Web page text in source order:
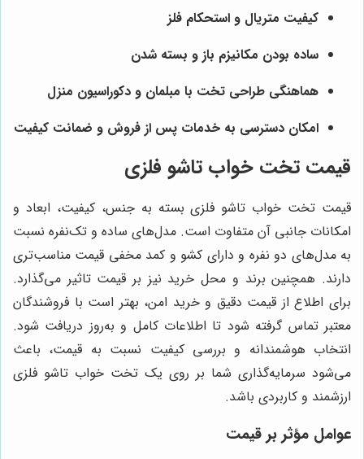
کیفیت متریال و استحکام فلز
ساده بودن مکانیزم باز و بسته شدن
هماهنگی طراحی تخت با مبلمان و دکوراسیون منزل
امکان دسترسی به خدمات پس از فروش و ضمانت کیفیت
قیمت تخت خواب تاشو فلزی
قیمت تخت خواب تاشو فلزی بسته به جنس، کیفیت، ابعاد و
امکانات جانبی آن متفاوت است. مدل‌های ساده و تک‌نفره نسبت
به مدل‌های دو نفره و دارای کشو و کمد مخفی قیمت مناسب‌تری
دارند. همچنین برند و محل خرید نیز بر قیمت تاثیر می‌گذارد.
برای اطلاع از قیمت دقیق و خرید امن، بهتر است با فروشندگان
معتبر تماس گرفته شود تا اطلاعات کامل و به‌روز دریافت شود.
انتخاب هوشمندانه و بررسی کیفیت نسبت به قیمت، باعث
می‌شود سرمایه‌گذاری شما بر روی یک تخت خواب تاشو فلزی
ارزشمند و کاربردی باشد.
عوامل مؤثر بر قیمت